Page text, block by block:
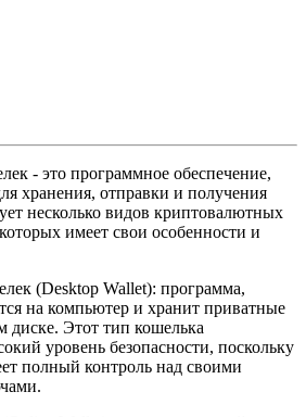
- это программное обеспечение,
хранения, отправки и получения
несколько видов криптовалютных
имеет свои особенности и
(Desktop Wallet): программа,
на компьютер и хранит приватные
диске. Этот тип кошелька
уровень безопасности, поскольку
полный контроль над своими